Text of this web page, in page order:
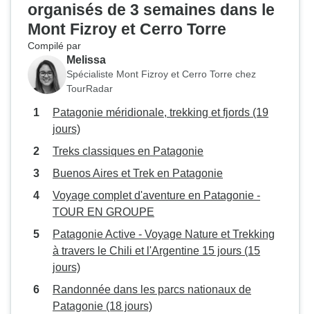
organisés de 3 semaines dans le
Mont Fizroy et Cerro Torre
Compilé par
Melissa
Spécialiste Mont Fizroy et Cerro Torre chez
TourRadar
Patagonie méridionale, trekking et fjords (19
jours)
Treks classiques en Patagonie
Buenos Aires et Trek en Patagonie
Voyage complet d'aventure en Patagonie -
TOUR EN GROUPE
Patagonie Active - Voyage Nature et Trekking
à travers le Chili et l'Argentine 15 jours (15
jours)
Randonnée dans les parcs nationaux de
Patagonie (18 jours)